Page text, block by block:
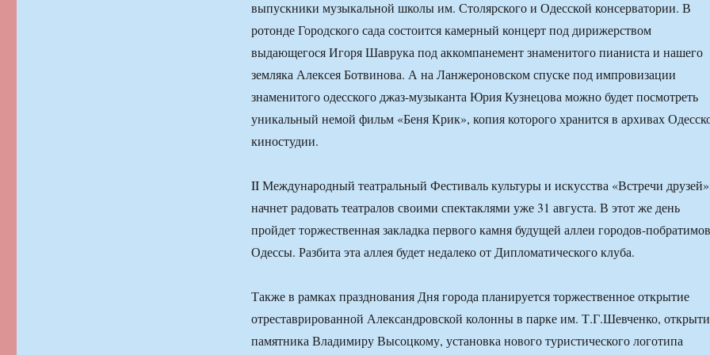
выпускники музыкальной школы им. Столярского и Одесской консерватории. В
ротонде Городского сада состоится камерный концерт под дирижерством
выдающегося Игоря Шаврука под аккомпанемент знаменитого пианиста и нашего
земляка Алексея Ботвинова. А на Ланжероновском спуске под импровизации
знаменитого одесского джаз-музыканта Юрия Кузнецова можно будет посмотреть
уникальный немой фильм «Беня Крик», копия которого хранится в архивах
киностудии.
II Международный театральный Фестиваль культуры и искусства «Встречи
начнет радовать театралов своими спектаклями уже 31 августа. В этот же день
пройдет торжественная закладка первого камня будущей аллеи городов-побратимов
Одессы. Разбита эта аллея будет недалеко от Дипломатического клуба.
Также в рамках празднования Дня города планируется торжественное открытие
отреставрированной Александровской колонны в парке им. Т.Г.Шевченко,
памятника Владимиру Высоцкому, установка нового туристического логотипа